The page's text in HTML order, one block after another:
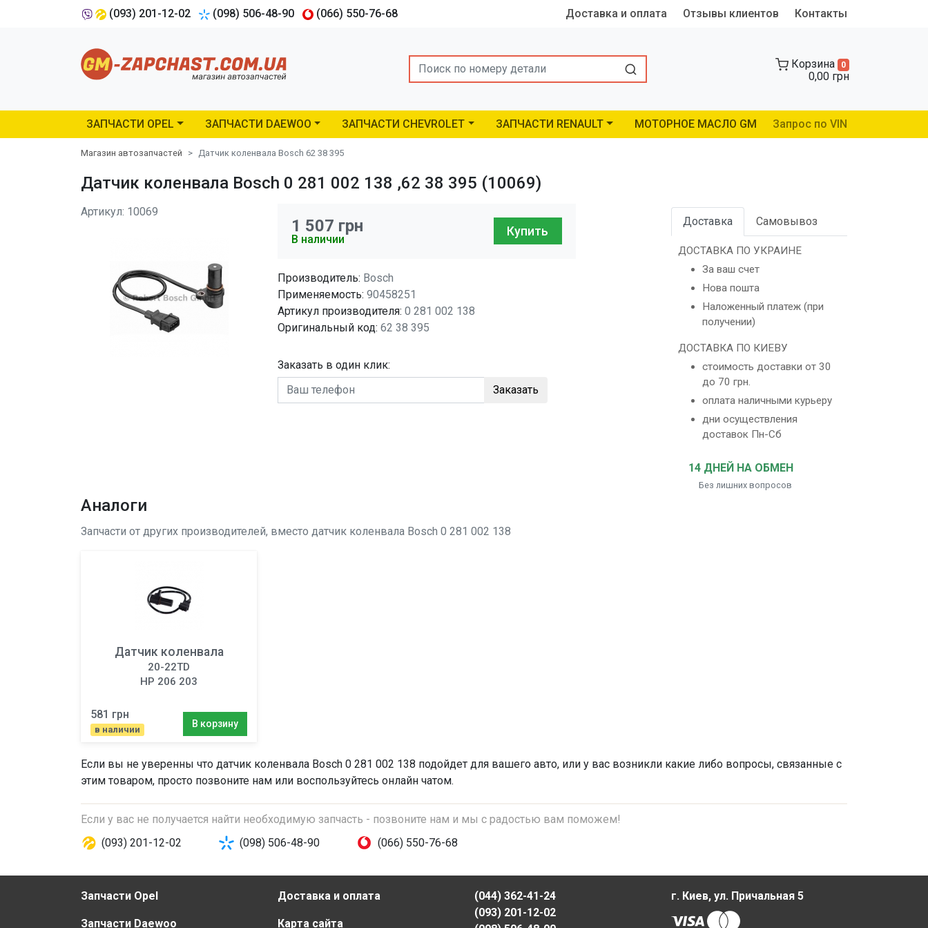
(093) 201-12-02 (098) 506-48-90 (066) 550-76-68 Доставка и оплата Отзывы клиентов Контакты
Search Корзина 0
0,00 грн
ЗАПЧАСТИ OPEL ЗАПЧАСТИ DAEWOO ЗАПЧАСТИ CHEVROLET ЗАПЧАСТИ RENAULT МОТОРНОЕ МАСЛО GM Запрос по VIN
Магазин автозапчастей Датчик коленвала Bosch 62 38 395
Датчик коленвала Bosch 0 281 002 138 ,62 38 395 (10069)
Артикул: 10069
1 507 грн
В наличии
Купить
Производитель: Bosch
Применяемость: 90458251
Артикул производителя: 0 281 002 138
Оригинальный код: 62 38 395
Заказать в один клик:
Заказать
Доставка Самовывоз
ДОСТАВКА ПО УКРАИНЕ
За ваш счет
Нова пошта
Наложенный платеж (при
получении)
ДОСТАВКА ПО КИЕВУ
стоимость доставки от 30
до 70 грн.
оплата наличными курьеру
дни осуществления
доставок Пн-Сб
14 ДНЕЙ НА ОБМЕН
Без лишних вопросов
Аналоги
Запчасти от других производителей, вместо датчик коленвала Bosch 0 281 002 138
Датчик коленвала
20-22TD
HP 206 203
581 грн
в наличии
В корзину
Если вы не уверенны что датчик коленвала Bosch 0 281 002 138 подойдет для вашего авто, или у вас возникли какие либо вопросы, связанные с
этим товаром, просто позвоните нам или воспользуйтесь онлайн чатом.
Если у вас не получается найти необходимую запчасть - позвоните нам и мы с радостью вам поможем!
(093) 201-12-02
(098) 506-48-90 (066) 550-76-68
Запчасти Opel
Запчасти Daewoo
Доставка и оплата
Карта сайта
(044) 362-41-24
(093) 201-12-02
г. Киев, ул. Причальная 5